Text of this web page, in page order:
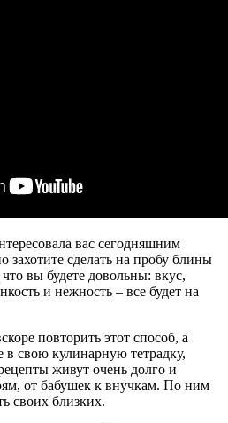
вас сегодняшним
сделать на пробу блины
вы будете довольны: вкус,
и нежность – все будет на
повторить этот способ, а
в свою кулинарную тетрадку,
живут очень долго и
от бабушек к внучкам. По ним
своих близких.